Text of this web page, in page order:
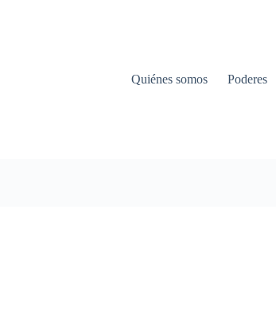
Quiénes somos Poderes